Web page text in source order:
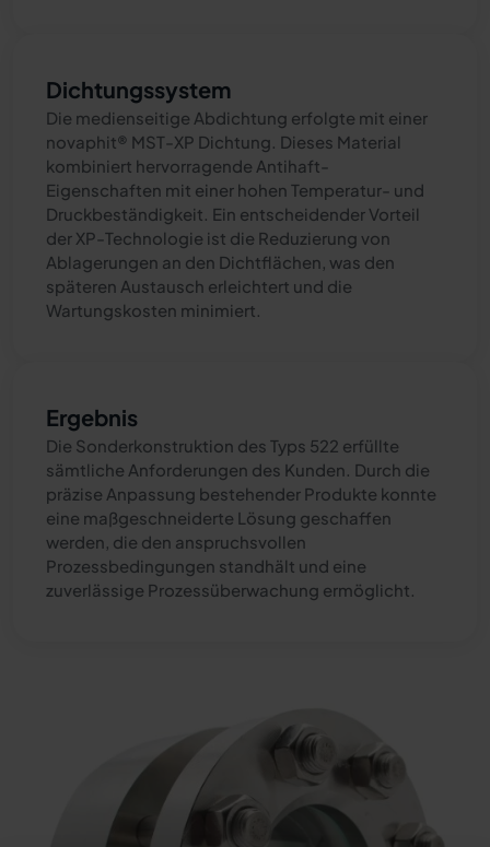
Dichtungssystem
Die medienseitige Abdichtung erfolgte mit einer
novaphit® MST-XP Dichtung. Dieses Material
kombiniert hervorragende Antihaft-
Eigenschaften mit einer hohen Temperatur- und
Druckbeständigkeit. Ein entscheidender Vorteil
der XP-Technologie ist die Reduzierung von
Ablagerungen an den Dichtflächen, was den
späteren Austausch erleichtert und die
Wartungskosten minimiert.
Ergebnis
Die Sonderkonstruktion des Typs 522 erfüllte
sämtliche Anforderungen des Kunden. Durch die
präzise Anpassung bestehender Produkte konnte
eine maßgeschneiderte Lösung geschaffen
werden, die den anspruchsvollen
Prozessbedingungen standhält und eine
zuverlässige Prozessüberwachung ermöglicht.